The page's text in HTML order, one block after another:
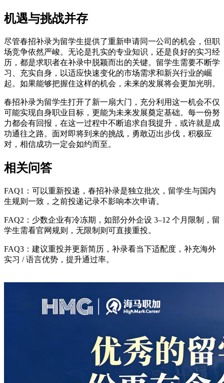
机遇与挑战并存
尽管春招补录为留学生提供了重新申请同一公司的机会，但职
场竞争依然严峻。无论是扎实的专业知识，还是良好的实习经
历，都是求职者在补录中脱颖而出的关键。留学生需要不断学
习、充实自身，以适应快速变化的市场需求和新兴行业的崛
起。如果能够把握住这样的机会，未来的发展将会更加光明。
春招补录为留学生打开了新一扇大门，充分利用这一机会不仅
可能实现自身职业目标，更能为未来发展奠定基础。每一份努
力都会有回报，在这一过程中不断追求自我提升，或许就是成
功通往之路。面对即将到来的挑战，勇敢迈出步伐，积极应
对，相信成功一定会如约而至。
相关问答
FAQ1：可以重新投递，春招补录是独立批次，留学生与国内
生规则一致，之前投递记录不影响本次申请。
FAQ2：少数企业有冷冻期，如部分外企设 3–12 个月限制，留
学生需看官网规则，无限制则可直接重投。
FAQ3：建议重投并更新简历，补录看当下适配度，补充海外
实习 / 语言优势，提升通过率。